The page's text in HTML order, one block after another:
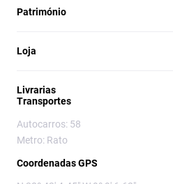
Património
Loja
Livrarias
Transportes
Autocarros: 58
Metro: Rato
Coordenadas GPS